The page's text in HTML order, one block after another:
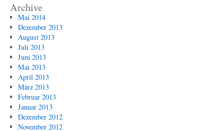
Archive
Mai 2014
Dezember 2013
August 2013
Juli 2013
Juni 2013
Mai 2013
April 2013
März 2013
Februar 2013
Januar 2013
Dezember 2012
November 2012